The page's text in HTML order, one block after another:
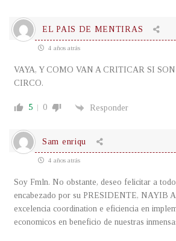
EL PAIS DE MENTIRAS
4 años atrás
VAYA, Y COMO VAN A CRITICAR SI
CIRCO.
5 0 Responder
Sam enriqu
4 años atrás
Soy Fmln. No obstante, deseo felicitar a
encabezado por su PRESIDENTE, NAYIB
excelencia coordination e eficiencia en
economicos en beneficio de nuestras